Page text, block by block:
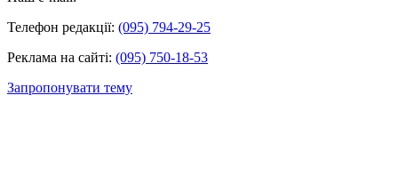
Телефон редакції: (095) 794-29-25
Реклама на сайті: (095) 750-18-53
Запропонувати тему